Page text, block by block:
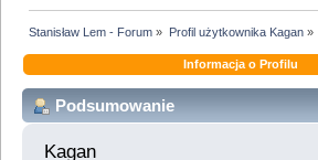
Stanisław Lem - Forum » Profil użytkownika Kagan»
Informacja o Profilu
Podsumowanie
Kagan